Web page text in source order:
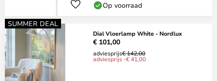
Op voorraad
SUMMER DEAL
Dial Vloerlamp White - Nordlux
€ 101,00
adviesprijs€ 142,00
adviesprijs -€ 41,00